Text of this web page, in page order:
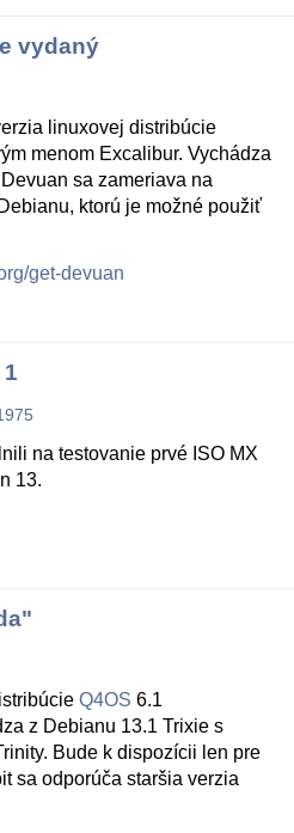
vydaný
linuxovej distribúcie
menom Excalibur. Vychádza
sa zameriava na
ktorú je možné použiť
get-devuan
na testovanie prvé ISO MX
13.
Q4OS 6.1
z Debianu 13.1 Trixie s
Bude k dispozícii len pre
sa odporúča staršia verzia